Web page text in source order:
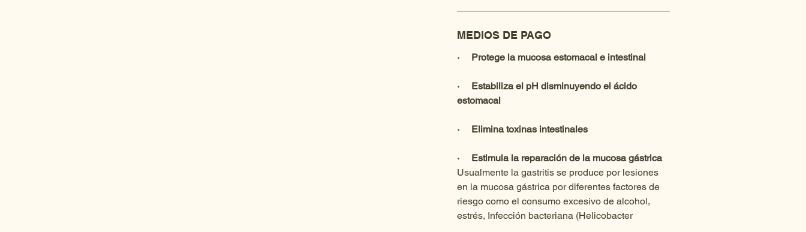
MEDIOS DE PAGO
·     Protege la mucosa estomacal e intestinal
·     Estabiliza el pH disminuyendo el ácido
estomacal
·     Elimina toxinas intestinales
·     Estimula la reparación de la mucosa gástrica
Usualmente la gastritis se produce por lesiones
en la mucosa gástrica por diferentes factores de
riesgo como el consumo excesivo de alcohol,
estrés, Infección bacteriana (Helicobacter